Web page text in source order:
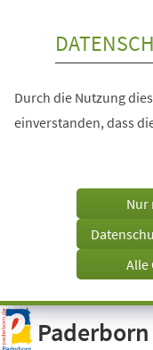
Visuelle
Assistenzsoftware
öffnen.
Durch die Nutzung
einverstanden, dass
Nur
Alle
Paderborn